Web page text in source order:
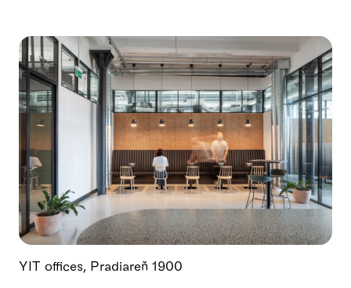
YIT offices, Pradiareň 1900